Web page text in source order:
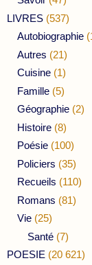
LIVRES (537)
Autobiographie
Autres (21)
Cuisine (1)
Famille (5)
Géographie (2)
Histoire (8)
Poésie (100)
Policiers (35)
Recueils (110)
Romans (81)
Vie (25)
Santé (7)
POESIE (20 621)